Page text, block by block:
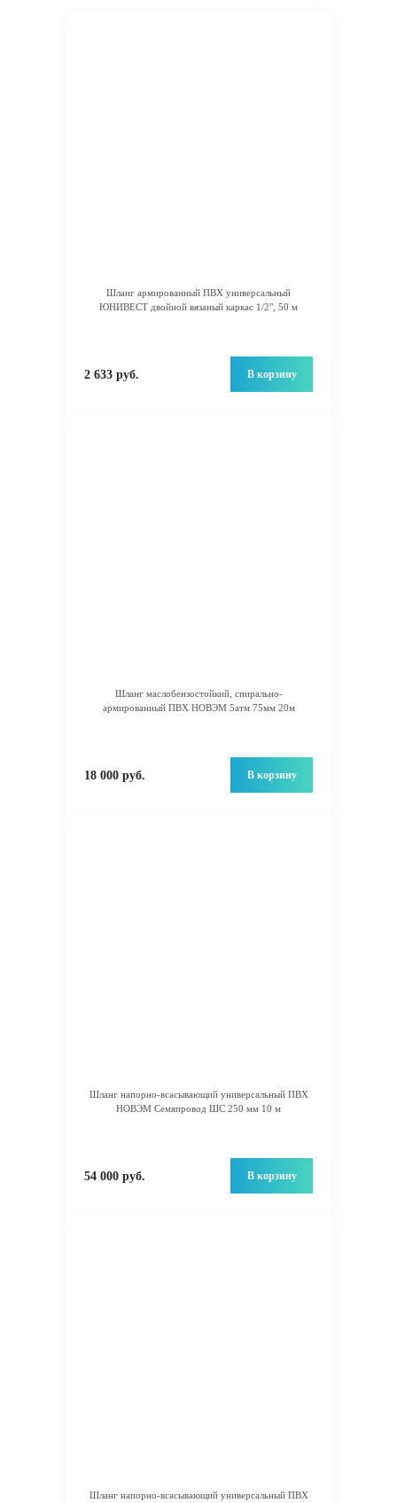
Шланг армированный ПВХ универсальный
ЮНИВЕСТ двойной вязаный каркас 1/2", 50 м
2 633 руб. В корзину
Шланг маслобензостойкий, спирально-
армированный ПВХ НОВЭМ 5атм 75мм 20м
18 000 руб. В корзину
Шланг напорно-всасывающий универсальный ПВХ
НОВЭМ Семяпровод ШС 250 мм 10 м
54 000 руб. В корзину
Шланг напорно-всасывающий универсальный ПВХ